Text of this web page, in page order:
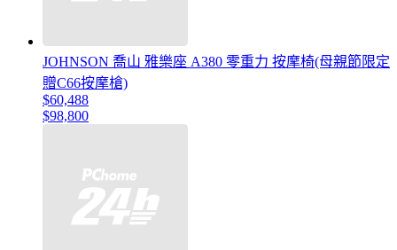
JOHNSON 喬山 雅樂座 A380 零重力 按摩椅(母親節限定
贈C66按摩槍)
$60,488
$98,800